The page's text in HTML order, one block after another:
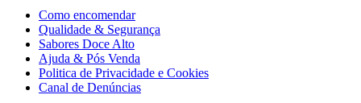
Como encomendar
Qualidade & Segurança
Sabores Doce Alto
Ajuda & Pós Venda
Politica de Privacidade e Cookies
Canal de Denúncias